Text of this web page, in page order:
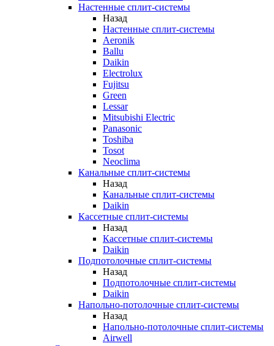
Настенные сплит-системы
Назад
Настенные сплит-системы
Aeronik
Ballu
Daikin
Electrolux
Fujitsu
Green
Lessar
Mitsubishi Electric
Panasonic
Toshiba
Tosot
Neoclima
Канальные сплит-системы
Назад
Канальные сплит-системы
Daikin
Кассетные сплит-системы
Назад
Кассетные сплит-системы
Daikin
Подпотолочные сплит-системы
Назад
Подпотолочные сплит-системы
Daikin
Напольно-потолочные сплит-системы
Назад
Напольно-потолочные сплит-системы
Airwell